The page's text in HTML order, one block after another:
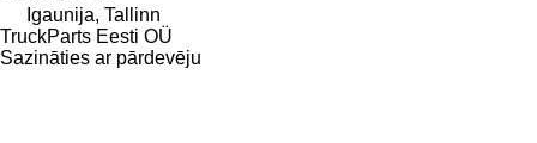
Igaunija, Tallinn
TruckParts Eesti OÜ
Sazināties ar pārdevēju